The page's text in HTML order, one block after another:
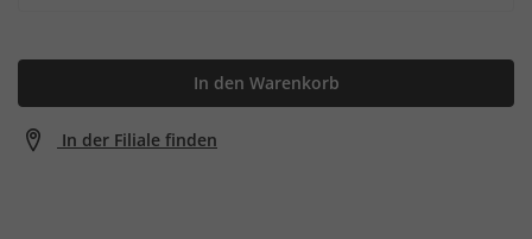
In den Warenkorb
In der Filiale finden